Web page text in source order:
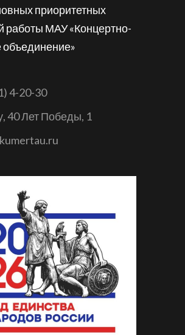
приоритетных
работы МАУ «Концертно-
объединение»
4-20-30
40 Лет Победы, 1